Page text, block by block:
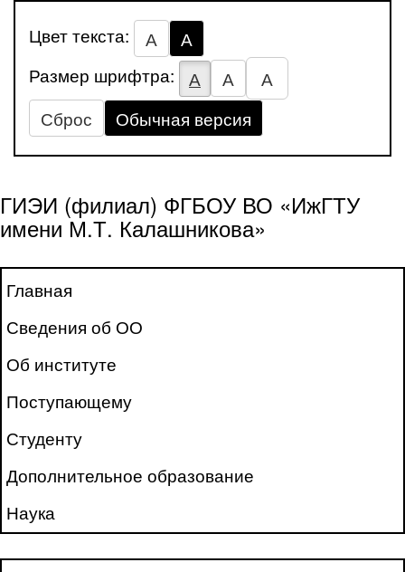
Цвет текста: А
А
Размер шрифтра:
А А
А
Сброс
Обычная версия
ГИЭИ (филиал) ФГБОУ ВО «ИжГТУ
имени М.Т. Калашникова»
Главная
Сведения об ОО
Об институте
Поступающему
Студенту
Дополнительное образование
Наука